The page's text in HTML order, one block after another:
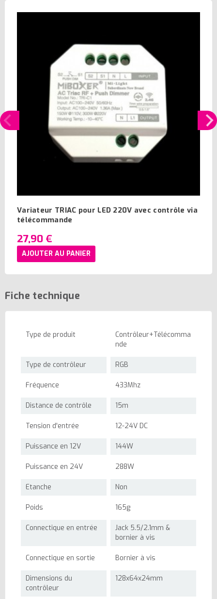
Variateur TRIAC pour LED 220V avec contrôle via
télécommande
27,90 €
AJOUTER AU PANIER
Fiche technique
Type de produit
Contrôleur+Télécomma
nde
Type de contrôleur RGB
Fréquence 433Mhz
Distance de contrôle 15m
Tension d'entrée 12-24V DC
Puissance en 12V 144W
Puissance en 24V 288W
Etanche Non
Poids 165g
Connectique en entrée
Jack 5.5/2.1mm &
bornier à vis
Connectique en sortie Bornier à vis
Dimensions du
contrôleur
128x64x24mm